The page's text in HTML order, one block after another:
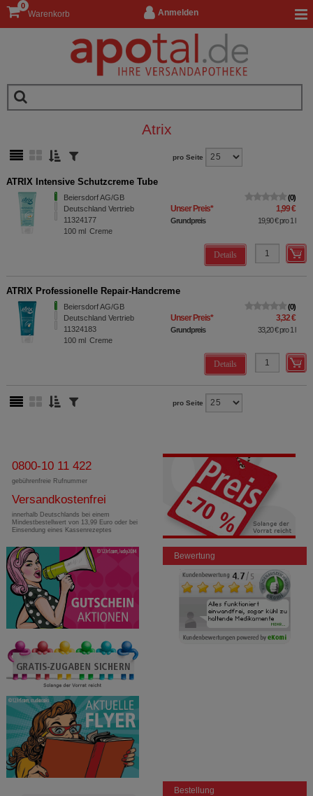
Anmelden
Warenkorb
0
Atrix
pro Seite
ATRIX Intensive Schutzcreme Tube
Beiersdorf AG/GB
Deutschland Vertrieb
11324177
100 ml Creme
0
Unser Preis* 1,99 €
Grundpreis 19,90 €pro 1 l
Details
ATRIX Professionelle Repair-Handcreme
Beiersdorf AG/GB
Deutschland Vertrieb
11324183
100 ml Creme
0
Unser Preis* 3,32 €
Grundpreis 33,20 €pro 1 l
Details
pro Seite
0800-10 11 422
gebührenfreie Rufnummer
Versandkostenfrei
innerhalb Deutschlands bei einem
Mindestbestellwert von 13,99 Euro oder bei
Einsendung eines Kassenrezeptes
Bewertung
Bestellung